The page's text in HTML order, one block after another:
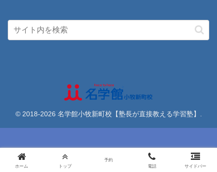
© 2018-2026 名学館小牧新町校【塾長が直接教える学習塾】.
ホーム トップ
予約
電話
サイドバー